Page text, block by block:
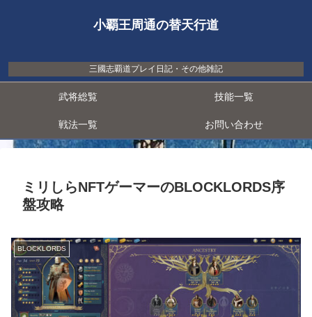
小覇王周通の替天行道
三國志覇道プレイ日記・その他雑記
武将総覧 技能一覧
戦法一覧 お問い合わせ
ミリしらNFTゲーマーのBLOCKLORDS序
盤攻略
BLOCKLORDS